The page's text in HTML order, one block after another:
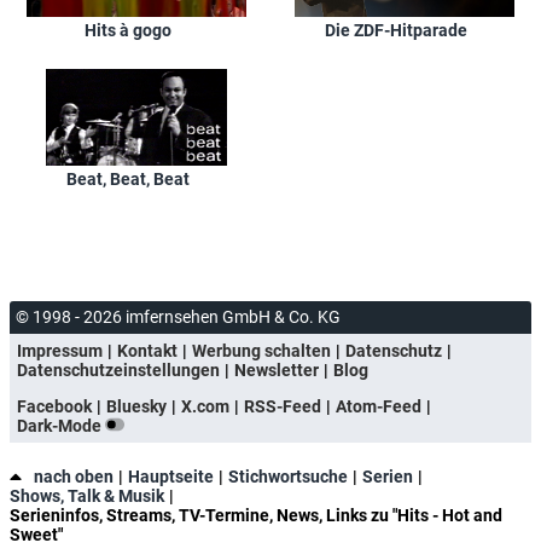
Hits à gogo Die ZDF-Hitparade
Beat, Beat, Beat
© 1998 - 2026 imfernsehen GmbH & Co. KG
Impressum
Kontakt Werbung schalten
Datenschutz
Datenschutzeinstellungen
Newsletter
Blog
Facebook
Bluesky X.com RSS-Feed
Atom-Feed
Dark-Mode
nach oben Hauptseite Stichwortsuche
Serien
Shows, Talk & Musik
Serieninfos, Streams, TV-Termine, News, Links zu "Hits - Hot and
Sweet"